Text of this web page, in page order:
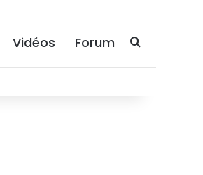
Vidéos Forum Recherche